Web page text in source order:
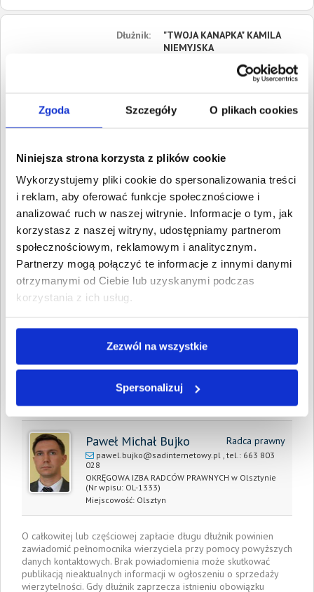
Zgoda Szczegóły O plikach cookies
Niniejsza strona korzysta z plików cookie
Wykorzystujemy pliki cookie do spersonalizowania treści
i reklam, aby oferować funkcje społecznościowe i
analizować ruch w naszej witrynie. Informacje o tym, jak
korzystasz z naszej witryny, udostępniamy partnerom
społecznościowym, reklamowym i analitycznym.
Partnerzy mogą połączyć te informacje z innymi danymi
otrzymanymi od Ciebie lub uzyskanymi podczas
korzystania z ich usług.
Zezwól na wszystkie
Spersonalizuj
Dłużnik:
"TWOJA KANAPKA" KAMILA
NIEMYJSKA
Warmińsko-mazurskie
Data wymagalności:
stycznia 2018
W sumie: Wartość:17 530,00 PLN
Koszty sądowe:3 820,39 PLN
Spłacono:
0,00 PLN
Całkowita
wartość wierzytelności:
21 350,39 PLN
Data wystawienia: 5 kwietnia 2018
Pełnomocnik wierzyciela:
Paweł Michał Bujko Radca prawny
pawel.bujko@sadinternetowy.pl , tel.: 663 803
028
OKRĘGOWA IZBA RADCÓW PRAWNYCH w Olsztynie
(Nr wpisu: OL-1333)
Miejscowość: Olsztyn
O całkowitej lub częściowej zapłacie długu dłużnik powinien
zawiadomić pełnomocnika wierzyciela przy pomocy powyższych
danych kontaktowych. Brak powiadomienia może skutkować
publikacją nieaktualnych informacji w ogłoszeniu o sprzedaży
wierzytelności. Gdy dłużnik zaprzecza istnieniu obowiązku